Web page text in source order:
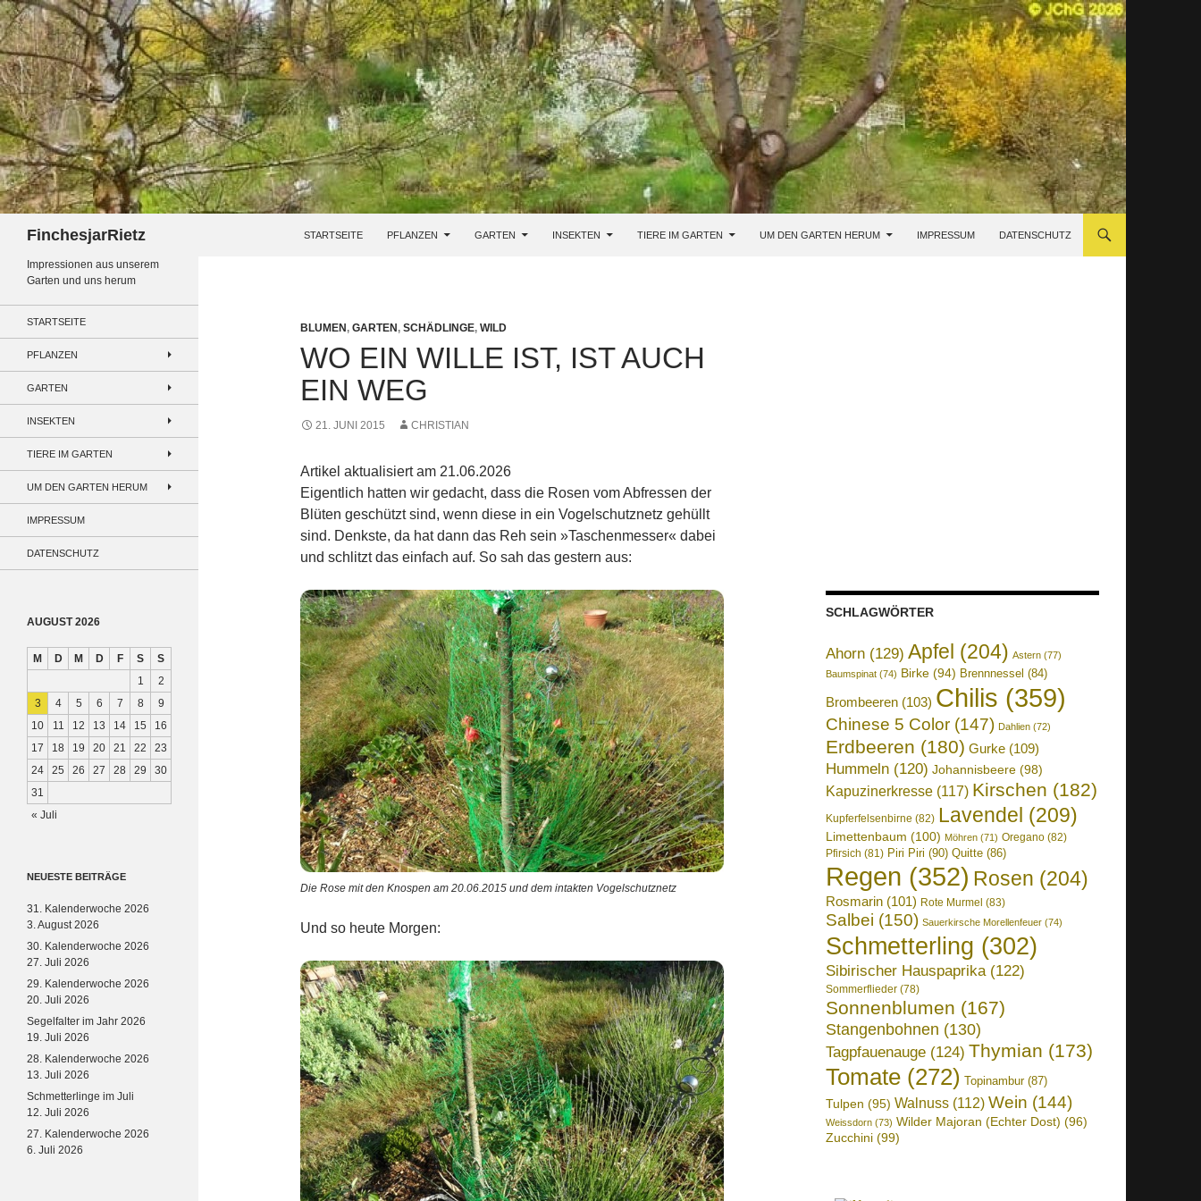
Zum
Inhalt
springen
FinchesjarRietz STARTSEITE PFLANZEN GARTEN INSEKTEN TIERE IM GARTEN UM DEN GARTEN HERUM IMPRESSUM DATENSCHUTZ
BLUMEN , GARTEN , SCHÄDLINGE, WILD
WO EIN WILLE IST, IST AUCH
EIN WEG
21. JUNI 2015 CHRISTIAN
Artikel aktualisiert am 21.06.2026
Eigentlich hatten wir gedacht, dass die Rosen vom Abfressen der
Blüten geschützt sind, wenn diese in ein Vogelschutznetz gehüllt
sind. Denkste, da hat dann das Reh sein »Taschenmesser« dabei
und schlitzt das einfach auf. So sah das gestern aus:
Die Rose mit den Knospen am 20.06.2015 und dem intakten Vogelschutznetz
Und so heute Morgen:
SCHLAGWÖRTER
Ahorn (129) Apfel (204) Astern (77)
Baumspinat (74) Birke (94) Brennnessel (84)
Brombeeren (103) Chilis (359)
Chinese 5 Color (147) Dahlien (72)
Erdbeeren (180) Gurke (109)
Hummeln (120) Johannisbeere (98)
Kapuzinerkresse (117) Kirschen (182)
Kupferfelsenbirne (82) Lavendel (209)
Limettenbaum (100) Möhren (71) Oregano (82)
Pfirsich (81) Piri Piri (90) Quitte (86)
Regen (352) Rosen (204)
Rosmarin (101) Rote Murmel (83)
Salbei (150) Sauerkirsche Morellenfeuer (74)
Schmetterling (302)
Sibirischer Hauspaprika(122)
Sommerflieder (78)
Sonnenblumen (167)
Stangenbohnen (130)
Tagpfauenauge (124) Thymian (173)
Tomate (272) Topinambur(87)
Tulpen (95) Walnuss (112) Wein (144)
Weissdorn (73) Wilder Majoran (Echter Dost) (96)
Zucchini (99)
Impressionen aus unserem
Garten und uns herum
STARTSEITE
PFLANZEN
GARTEN
INSEKTEN
TIERE IM GARTEN
UM DEN GARTEN HERUM
IMPRESSUM
DATENSCHUTZ
AUGUST 2026
M D M D F S
S
1
2
3
4 5 6 7 8
9
10
11 12 13 14 15
16
17
18 19 20 21 22
23
24
25 26 27 28 29
30
31
« Juli
NEUESTE BEITRÄGE
31. Kalenderwoche 2026
3. August 2026
30. Kalenderwoche 2026
27. Juli 2026
29. Kalenderwoche 2026
20. Juli 2026
Segelfalter im Jahr 2026
19. Juli 2026
28. Kalenderwoche 2026
13. Juli 2026
Schmetterlinge im Juli
12. Juli 2026
27. Kalenderwoche 2026
6. Juli 2026